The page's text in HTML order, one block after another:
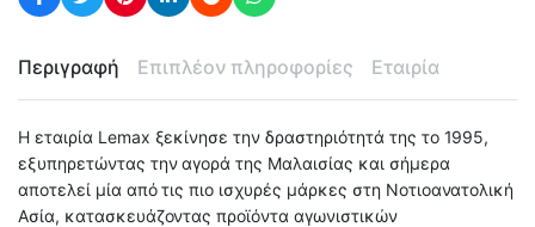
Περιγραφή Επιπλέον πληροφορίες Εταιρία
Η εταιρία Lemax ξεκίνησε την δραστηριότητά της το 1995,
εξυπηρετώντας την αγορά της Μαλαισίας και σήμερα
αποτελεί μία από τις πιο ισχυρές μάρκες στη Νοτιοανατολική
Ασία, κατασκευάζοντας προϊόντα αγωνιστικών